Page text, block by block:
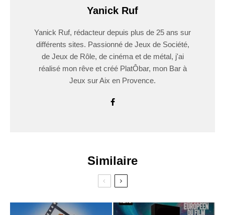
Yanick Ruf
Yanick Ruf, rédacteur depuis plus de 25 ans sur
différents sites. Passionné de Jeux de Société,
de Jeux de Rôle, de cinéma et de métal, j'ai
réalisé mon rêve et créé PlatÔbar, mon Bar à
Jeux sur Aix en Provence.
Similaire